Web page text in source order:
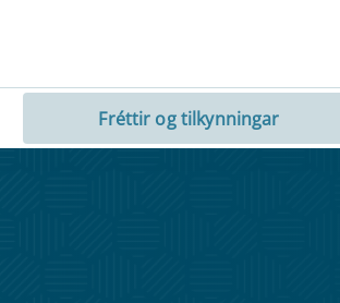
Fréttir og tilkynningar